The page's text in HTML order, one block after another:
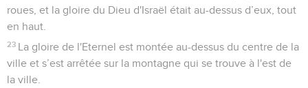
roues, et la gloire du Dieu d'Israël était au-dessus d’eux, tout
en haut.
23 La gloire de l'Eternel est montée au-dessus du centre de la
ville et s’est arrêtée sur la montagne qui se trouve à l'est de
la ville.